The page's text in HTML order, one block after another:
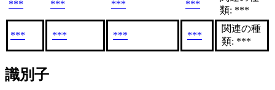
*** *** *** ***
類: ***
*** *** *** ***
関連の種
類: ***
識別子